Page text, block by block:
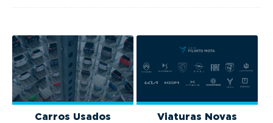
Carros Usados Viaturas Novas